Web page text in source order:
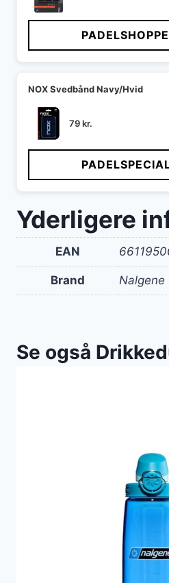
NOX Svedbånd Navy/Hvid
79kr.
Yderligere
EAN
Brand Nalgene
Se også